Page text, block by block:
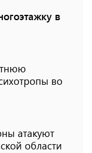
в
во
атакуют
области